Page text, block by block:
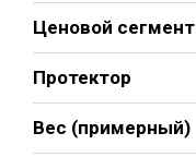
Ценовой сегмент
Протектор
Вес (примерный)